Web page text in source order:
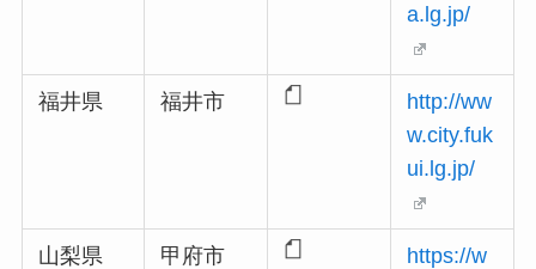
a.lg.jp/
福井県 福井市
http://ww
w.city.fuk
ui.lg.jp/
山梨県 甲府市
https://w